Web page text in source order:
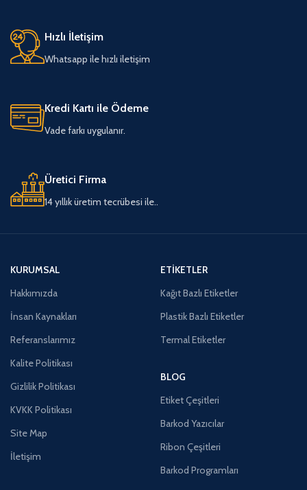
Hızlı İletişim
Whatsapp ile hızlı iletişim
Kredi Kartı ile Ödeme
Vade farkı uygulanır.
Üretici Firma
14 yıllık üretim tecrübesi ile..
KURUMSAL
Hakkımızda
İnsan Kaynakları
Referanslarımız
Kalite Politikası
Gizlilik Politikası
KVKK Politikası
Site Map
İletişim
ETIKETLER
Kağıt Bazlı Etiketler
Plastik Bazlı Etiketler
Termal Etiketler
BLOG
Etiket Çeşitleri
Barkod Yazıcılar
Ribon Çeşitleri
Barkod Programları